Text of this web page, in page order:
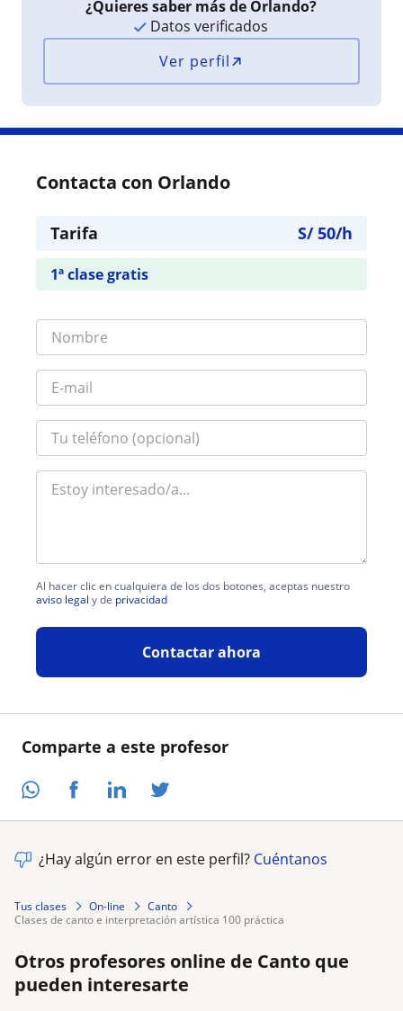
Comparte a este profesor
¿Quieres saber más de Orlando?
Datos verificados
Ver perfil
Contacta con Orlando
Tarifa S/50/h
1ª clase gratis
Al hacer clic en cualquiera de los dos botones, aceptas nuestro
aviso legal y de privacidad
Contactar ahora
¿Hay algún error en este perfil? Cuéntanos
Tus clases On-line
Canto
clases de canto e interpretación artística 100 práctica
Otros profesores online de Canto que
pueden interesarte